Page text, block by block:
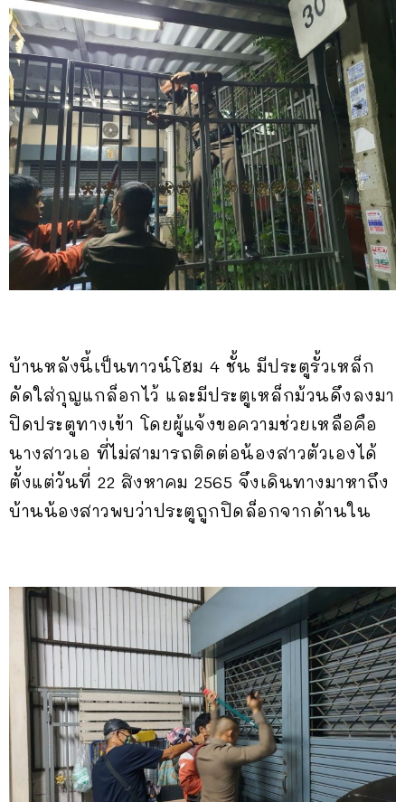
บ้านหลังนี้เป็นทาวน์โฮม 4 ชั้น มีประตูรั้วเหล็ก
ดัดใส่กุญแกล็อกไว้ และมีประตูเหล็กม้วนดึงลงมา
ปิดประตูทางเข้า โดยผู้แจ้งขอความช่วยเหลือคือ
นางสาวเอ ที่ไม่สามารถติดต่อน้องสาวตัวเองได้
ตั้งแต่วันที่ 22 สิงหาคม 2565 จึงเดินทางมาหาถึง
บ้านน้องสาวพบว่าประตูถูกปิดล็อกจากด้านใน